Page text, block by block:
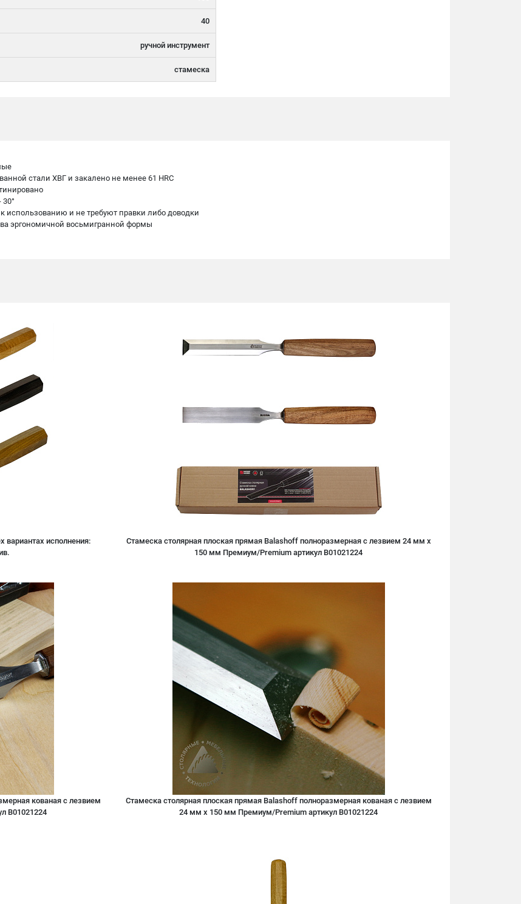
40
ручной инструмент
стамеска
стали ХВГ и закалено не менее 61 HRC
использованию и не требуют правки либо доводки
эргономичной восьмигранной формы
вариантах исполнения:
Стамеска столярная плоская прямая Balashoff полноразмерная с лезвием 24 мм х
150 мм Премиум/Premium артикул B01021224
кованая с лезвием
B01021224
Стамеска столярная плоская прямая Balashoff полноразмерная кованая с лезвием
24 мм х 150 мм Премиум/Premium артикул B01021224